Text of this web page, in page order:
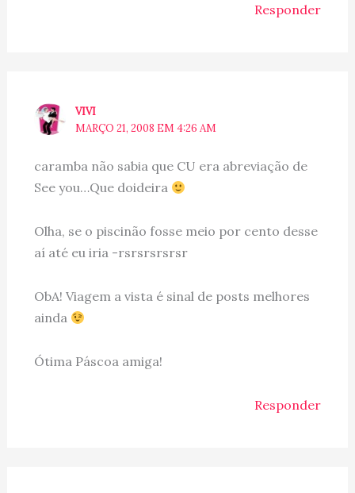
Responder
VIVI
MARÇO 21, 2008 EM 4:26 AM
caramba não sabia que CU era abreviação de
See you…Que doideira
Olha, se o piscinão fosse meio por cento desse
aí até eu iria -rsrsrsrsrsr
ObA! Viagem a vista é sinal de posts melhores
ainda
Ótima Páscoa amiga!
Responder